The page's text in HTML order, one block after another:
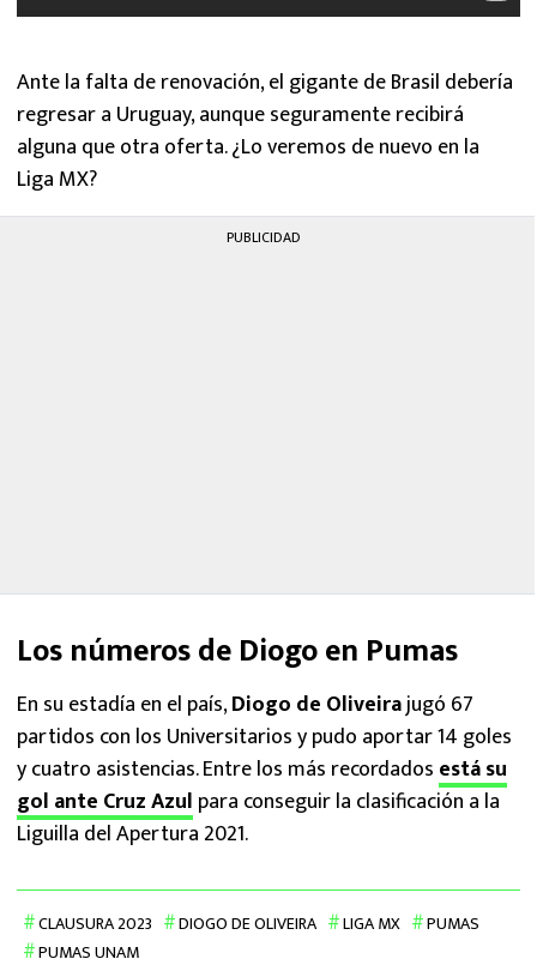
Ante la falta de renovación, el gigante de Brasil debería
regresar a Uruguay, aunque seguramente recibirá
alguna que otra oferta. ¿Lo veremos de nuevo en la
Liga MX?
PUBLICIDAD
Los números de Diogo en Pumas
En su estadía en el país,Diogo de Oliveirajugó 67
partidos con los Universitarios y pudo aportar 14 goles
y cuatro asistencias. Entre los más recordados está su
gol ante Cruz Azul para conseguir la clasificación a la
Liguilla del Apertura 2021.
CLAUSURA 2023 DIOGO DE OLIVEIRA LIGA MX
PUMAS
PUMAS UNAM